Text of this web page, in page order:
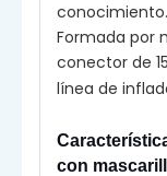
Formada por
conector de
línea de
con